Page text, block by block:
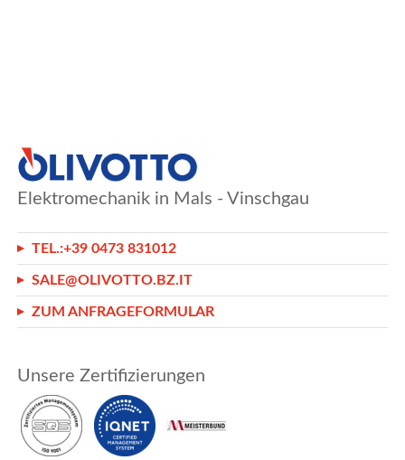
Elektromechanik in Mals - Vinschgau
TEL.:+39 0473 831012
SALE@OLIVOTTO.BZ.IT
ZUM ANFRAGEFORMULAR
Unsere Zertifizierungen